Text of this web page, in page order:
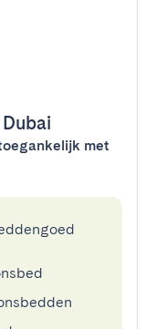
Dubai
met